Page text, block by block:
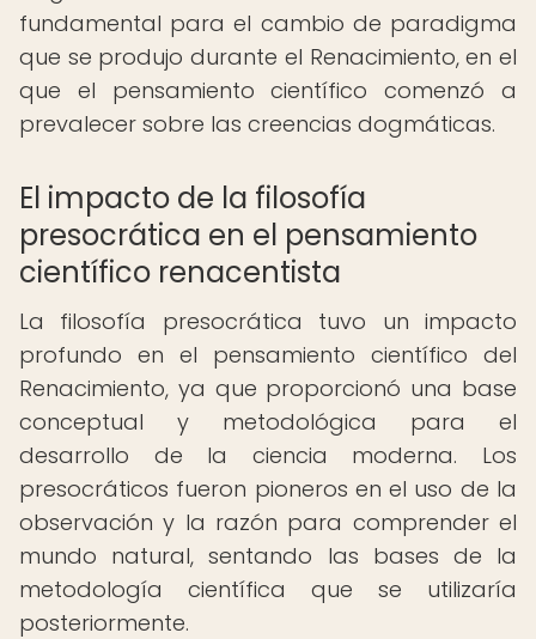
fundamental para el cambio de paradigma
que se produjo durante el Renacimiento, en el
que el pensamiento científico comenzó a
prevalecer sobre las creencias dogmáticas.
El impacto de la filosofía
presocrática en el pensamiento
científico renacentista
La filosofía presocrática tuvo un impacto
profundo en el pensamiento científico del
Renacimiento, ya que proporcionó una base
conceptual y metodológica para el
desarrollo de la ciencia moderna. Los
presocráticos fueron pioneros en el uso de la
observación y la razón para comprender el
mundo natural, sentando las bases de la
metodología científica que se utilizaría
posteriormente.